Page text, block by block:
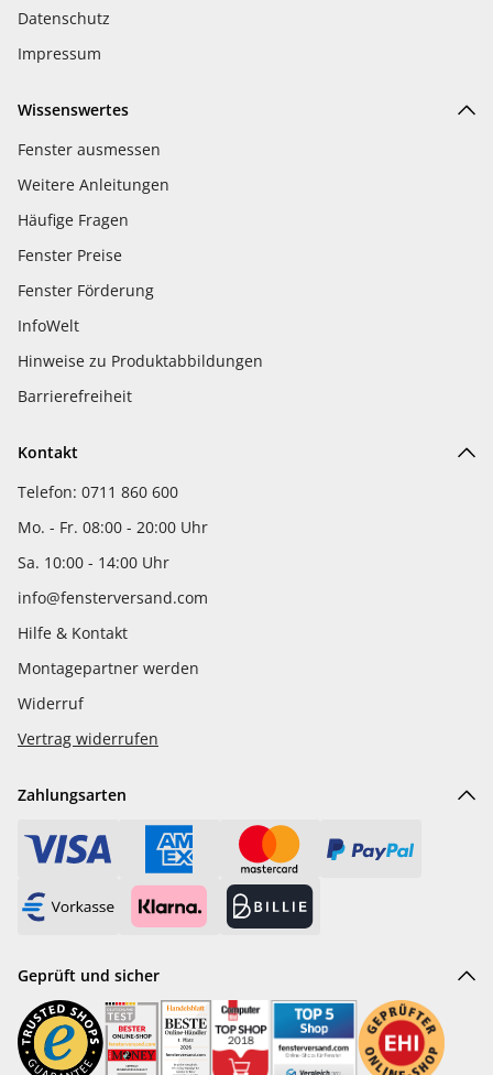
Datenschutz
Impressum
Wissenswertes
Fenster ausmessen
Weitere Anleitungen
Häufige Fragen
Fenster Preise
Fenster Förderung
InfoWelt
Hinweise zu Produktabbildungen
Barrierefreiheit
Kontakt
Telefon: 0711 860 600
Mo. - Fr. 08:00 - 20:00 Uhr
Sa. 10:00 - 14:00 Uhr
info@fensterversand.com
Hilfe & Kontakt
Montagepartner werden
Widerruf
Vertrag widerrufen
Zahlungsarten
Geprüft und sicher